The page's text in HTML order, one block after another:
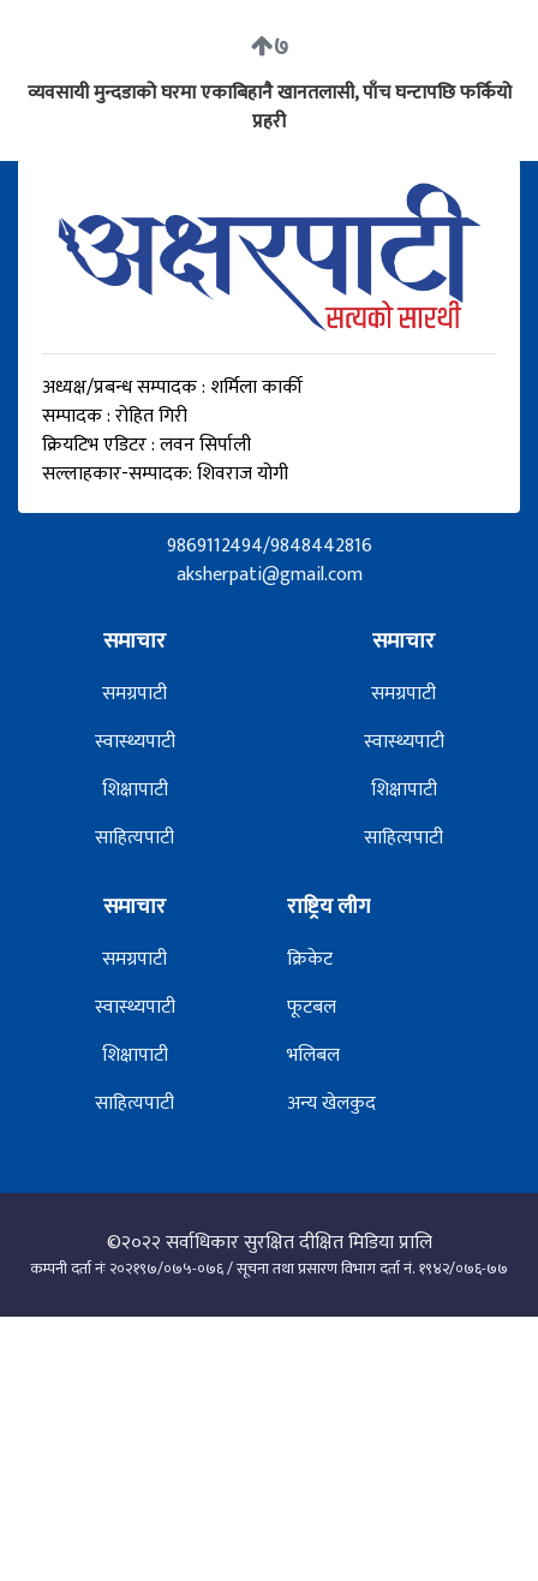
७
व्यवसायी मुन्दडाको घरमा एकाबिहानै खानतलासी, पाँच घन्टापछि फर्कियो
प्रहरी
अध्यक्ष/प्रबन्ध सम्पादक : शर्मिला कार्की
सम्पादक : रोहित गिरी
क्रियटिभ एडिटर : लवन सिर्पाली
सल्लाहकार-सम्पादक: शिवराज योगी
9869112494/9848442816
aksherpati@gmail.com
समाचार
समग्रपाटी
स्वास्थ्यपाटी
शिक्षापाटी
साहित्यपाटी
समाचार
समग्रपाटी
स्वास्थ्यपाटी
शिक्षापाटी
साहित्यपाटी
समाचार
समग्रपाटी
स्वास्थ्यपाटी
शिक्षापाटी
साहित्यपाटी
राष्ट्रिय लीग
क्रिकेट
फूटबल
भलिबल
अन्य खेलकुद
©२०२२सर्वाधिकार सुरक्षित दीक्षित मिडिया प्रालि
कम्पनी दर्ता नंः २०२१९७/०७५-०७६ / सूचना तथा प्रसारण विभाग दर्ता नं. १९४२/०७६-७७